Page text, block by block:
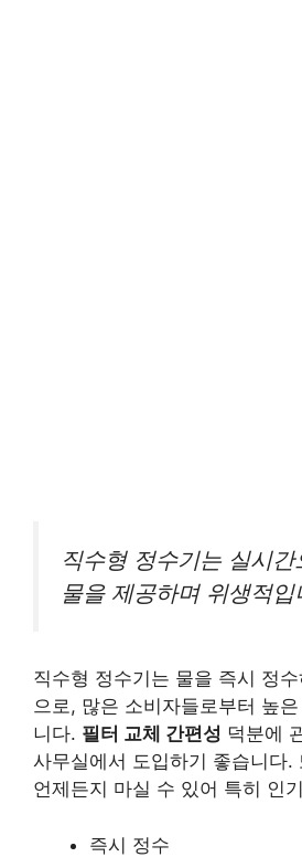
직수형 정수기는 실시
물을 제공하며 위생적입
직수형 정수기는 물을 즉시 정
으로, 많은 소비자들로부터 높
니다. 필터 교체 간편성 덕분에
사무실에서 도입하기 좋습니다.
언제든지 마실 수 있어 특히 인
즉시 정수